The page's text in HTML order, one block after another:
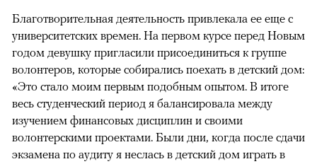
Благотворительная деятельность привлекала ее еще с
университетских времен. На первом курсе перед Новым
годом девушку пригласили присоединиться к группе
волонтеров, которые собирались поехать в детский дом:
«Это стало моим первым подобным опытом. В итоге
весь студенческий период я балансировала между
изучением финансовых дисциплин и своими
волонтерскими проектами. Были дни, когда после сдачи
экзамена по аудиту я неслась в детский дом играть в